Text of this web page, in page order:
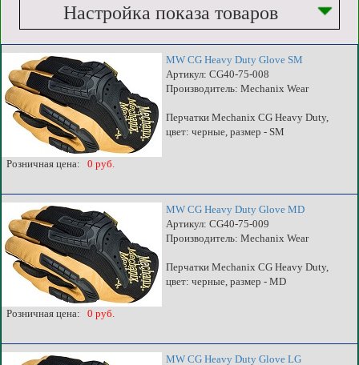
Настройка показа товаров
MW CG Heavy Duty Glove SM
Артикул: CG40-75-008
Производитель: Mechanix Wear
Перчатки Mechanix CG Heavy Duty,
цвет: черные, размер - SM
Розничная цена: 0 руб.
MW CG Heavy Duty Glove MD
Артикул: CG40-75-009
Производитель: Mechanix Wear
Перчатки Mechanix CG Heavy Duty,
цвет: черные, размер - MD
Розничная цена: 0 руб.
MW CG Heavy Duty Glove LG